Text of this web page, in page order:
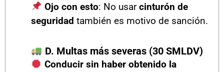
Ojo con esto: No usarcinturón de
seguridad también es motivo de sanción.
D. Multas más severas (30 SMLDV)
Conducir sin haber obtenido la